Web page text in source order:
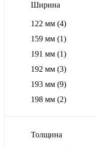
Ширина
122 мм (4)
159 мм (1)
191 мм (1)
192 мм (3)
193 мм (9)
198 мм (2)
Толщина